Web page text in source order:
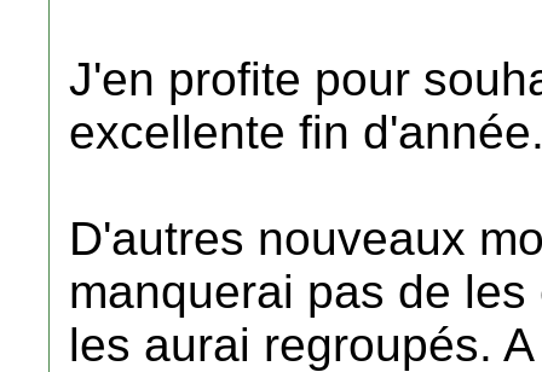
J'en profite pour
excellente fin
D'autres nouveaux
manquerai pas de
les aurai regroupés.